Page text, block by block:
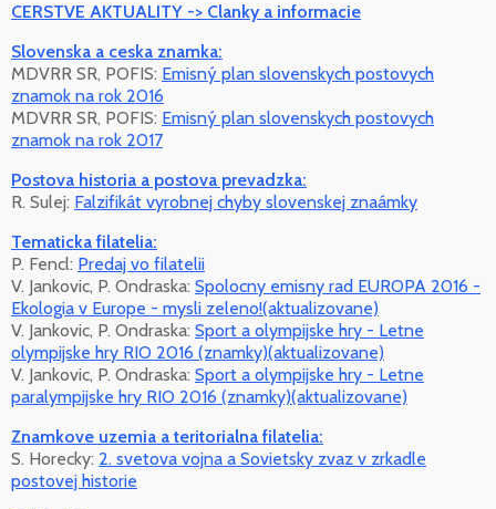
CERSTVE AKTUALITY -> Clanky a informacie
Slovenska a ceska znamka:
MDVRR SR, POFIS: Emisný plan slovenskych postovych
znamok na rok 2016
MDVRR SR, POFIS: Emisný plan slovenskych postovych
znamok na rok 2017
Postova historia a postova prevadzka:
R. Sulej: Falzifikát vyrobnej chyby slovenskej znaámky
Tematicka filatelia:
P. Fencl: Predaj vo filatelii
V. Jankovic, P. Ondraska: Spolocny emisny rad EUROPA 2016 -
Ekologia v Europe - mysli zeleno!(aktualizovane)
V. Jankovic, P. Ondraska: Sport a olympijske hry - Letne
olympijske hry RIO 2016 (znamky)(aktualizovane)
V. Jankovic, P. Ondraska: Sport a olympijske hry - Letne
paralympijske hry RIO 2016 (znamky)(aktualizovane)
Znamkove uzemia a teritorialna filatelia:
S. Horecky: 2. svetova vojna a Sovietsky zvaz v zrkadle
postovej historie